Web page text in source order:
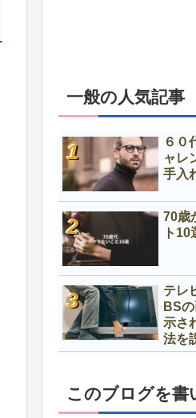
一般の人気記事
６０
ャレ
手入
70歳
ト
テレ
BS
示さ
法を
このブログを書